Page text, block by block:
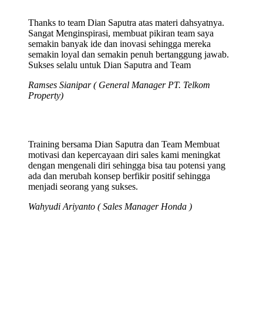
Thanks to team Dian Saputra atas materi dahsyatnya.
Sangat Menginspirasi, membuat pikiran team saya
semakin banyak ide dan inovasi sehingga mereka
semakin loyal dan semakin penuh bertanggung jawab.
Sukses selalu untuk Dian Saputra and Team
Ramses Sianipar ( General Manager PT. Telkom
Property)
Training bersama Dian Saputra dan Team Membuat
motivasi dan kepercayaan diri sales kami meningkat
dengan mengenali diri sehingga bisa tau potensi yang
ada dan merubah konsep berfikir positif sehingga
menjadi seorang yang sukses.
Wahyudi Ariyanto ( Sales Manager Honda )